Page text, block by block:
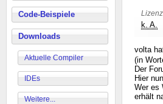
Code-Beispiele
Downloads
Aktuelle Compiler
IDEs
Weitere...
k. A.
volta
(in
Der
Hier
Wer es
erhält